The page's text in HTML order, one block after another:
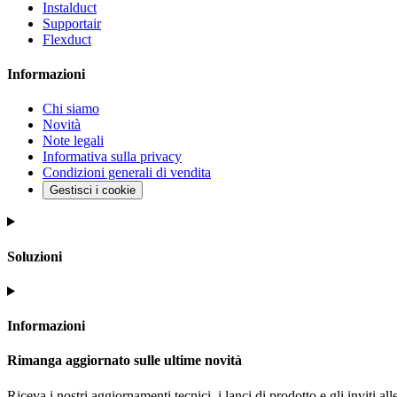
Instalduct
Supportair
Flexduct
Informazioni
Chi siamo
Novità
Note legali
Informativa sulla privacy
Condizioni generali di vendita
Gestisci i cookie
Soluzioni
Informazioni
Rimanga aggiornato sulle ultime novità